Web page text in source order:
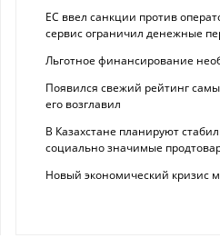
ЕС ввел санкции против
сервис ограничил денежные
Льготное финансирование
Появился свежий рейтинг
его возглавил
В Казахстане планируют
социально значимые
Новый экономический кризис